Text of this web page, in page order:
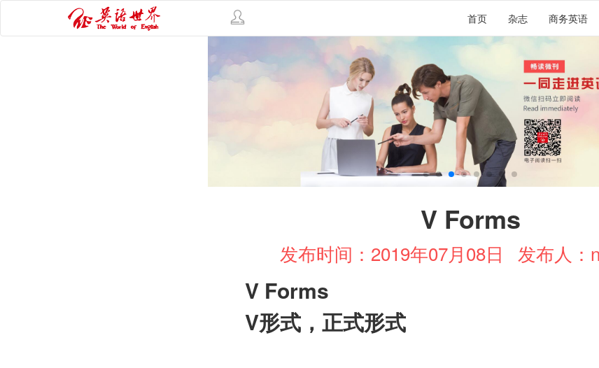
首页 杂志 商务英语
V Forms
发布时间：2019年07月08日 发布人：
V Forms
V形式，正式形式